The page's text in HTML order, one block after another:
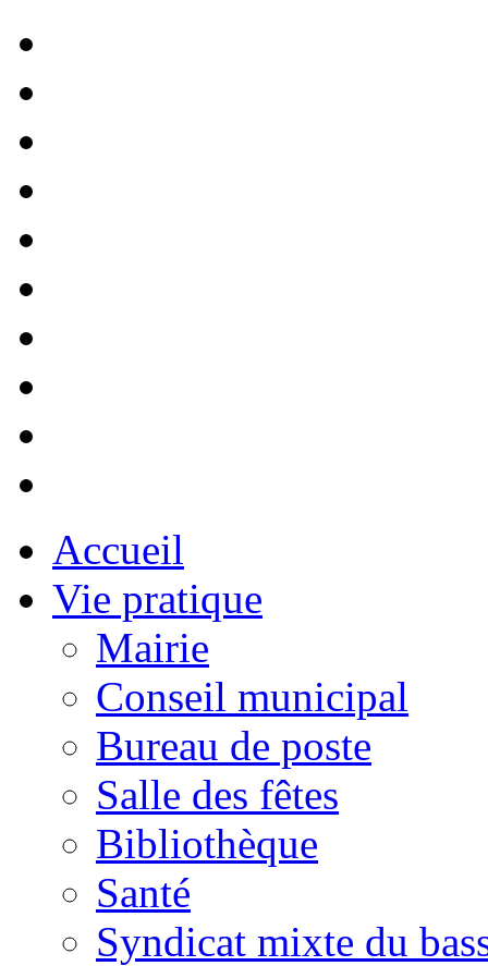
Accueil
Vie pratique
Mairie
Conseil municipal
Bureau de poste
Salle des fêtes
Bibliothèque
Santé
Syndicat mixte du